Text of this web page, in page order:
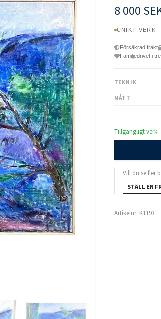
8 000
UNIKT VERK
Försäkrad frakt
Familjedrivet i
TEKNIK
MÅTT
Tillgängligt verk
Vill du se fler
STÄLL EN
Artikelnr: K1193